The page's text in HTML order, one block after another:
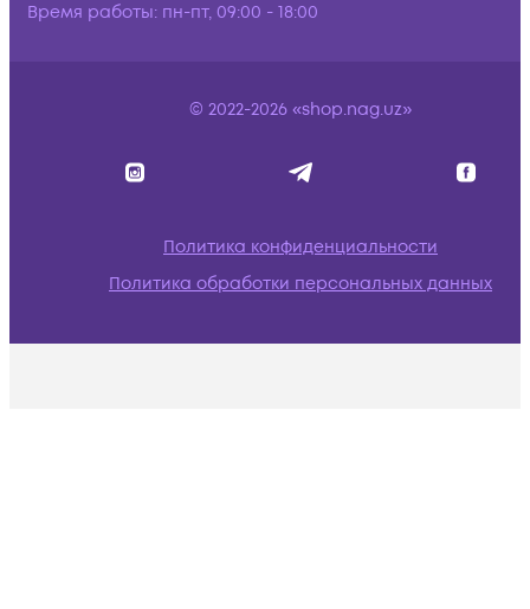
Время работы: пн-пт, 09:00 - 18:00
© 2022-2026 «shop.nag.uz»
Политика конфиденциальности
Политика обработки персональных данных